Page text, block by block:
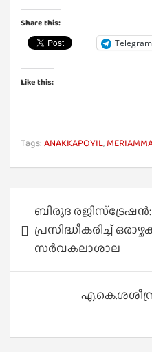
Share this:
Telegram
Like this:
Tags: ANAKKAPOYIL,
navigation
ബിരുദ
പ്രസിദ്ധീകരിച്ച്
സർവകലാശാല